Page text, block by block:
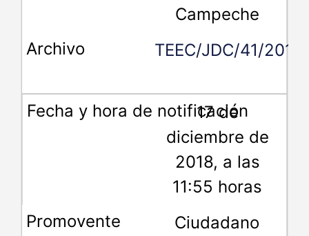
Campeche
TEEC/JDC/41/2018
17 de
diciembre de
2018, a las
11:55 horas
Ciudadano